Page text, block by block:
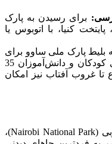
برای رسیدن به پارک
کنیا، با اتوبوس یا
بلیط پارک ملی ساوو برای
بزرگسالان 52 دلار آمریکا و برای کودکان و دانش‌آموزان 35
تا غروب آفتاب نیز امکان
همانطور که اشاره شد پارک ملی نایروبی (Nairobi National Park)،